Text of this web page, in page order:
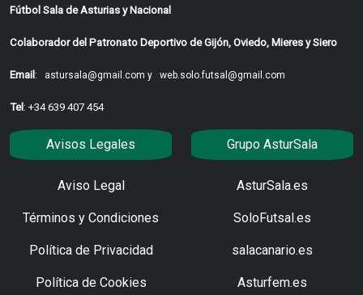
Fútbol Sala de Asturias y Nacional
Colaborador del Patronato Deportivo de Gijón, Oviedo, Mieres y Siero
Email: astursala@gmail.com y web.solo.futsal@gmail.com
Tel: +34 639 407 454
Avisos Legales
Aviso Legal
Términos y Condiciones
Política de Privacidad
Política de Cookies
Grupo AsturSala
AsturSala.es
SoloFutsal.es
salacanario.es
Asturfem.es